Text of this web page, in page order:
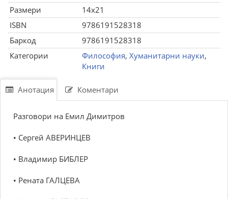
Размери
14x21
ISBN
9786191528318
Баркод
9786191528318
Категории
Философия, Хуманитарни науки,
Книги
Анотация Коментари
Разговори на Емил Димитров
• Сергей АВЕРИНЦЕВ
• Владимир БИБЛЕР
• Рената ГАЛЦЕВА